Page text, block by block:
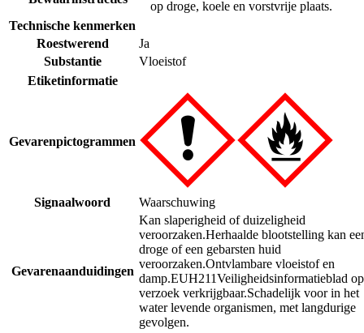
op droge, koele en vorstvrije plaats.
Technische kenmerken
Roestwerend
Ja
Substantie
Vloeistof
Etiketinformatie
Gevarenpictogrammen
Signaalwoord Waarschuwing
Gevarenaanduidingen
Kan slaperigheid of duizeligheid
veroorzaken.Herhaalde blootstelling kan
droge of een gebarsten huid
veroorzaken.Ontvlambare vloeistof en
damp.EUH211Veiligheidsinformatieblad op
verzoek verkrijgbaar.Schadelijk voor in het
water levende organismen, met langdurige
gevolgen.